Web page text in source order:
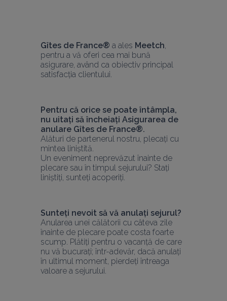
Gîtes de France® a ales Meetch,
pentru a vă oferi cea mai bună
asigurare, având ca obiectiv principal
satisfacția clientului.
Pentru că orice se poate întâmpla,
nu uitați să încheiați Asigurarea de
anulare Gîtes de France®.
Alături de partenerul nostru, plecați cu
mintea liniștită.
Un eveniment neprevăzut înainte de
plecare sau în timpul sejurului? Stați
liniștiți, sunteți acoperiți.
Sunteți nevoit să vă anulați sejurul?
Anularea unei călătorii cu câteva zile
înainte de plecare poate costa foarte
scump. Plătiți pentru o vacanță de care
nu vă bucurați; într-adevăr, dacă anulați
în ultimul moment, pierdeți întreaga
valoare a sejurului.